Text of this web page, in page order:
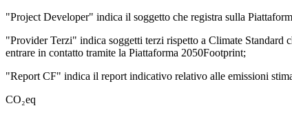
"Project Developer" indica il soggetto che registra sulla
"Provider Terzi" indica soggetti terzi rispetto a Climate
entrare in contatto tramite la Piattaforma 2050Footprint;
"Report CF" indica il report indicativo relativo alle emissioni
CO₂eq